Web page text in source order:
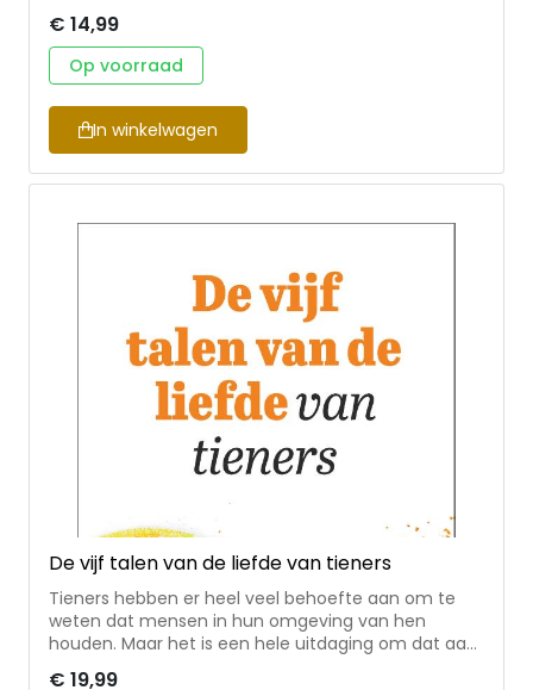
combinatie met een van de andere boeken van
Chapman over de vijf talen van de liefde. Voor
individuen, stellen of kring-/groepsgebruik. Dr. Gary
therapeut. Hij heeft een passie voor mensen en wil
hen helpen bouwen aan liefdevolle, blijvende
relaties.
€ 14,99
Op voorraad
In winkelwagen
De vijf talen van de liefde van tieners
Tieners hebben er heel veel behoefte aan om te
weten dat mensen in hun omgeving van hen
houden. Maar het is een hele uitdaging om dat aan
€ 19,99